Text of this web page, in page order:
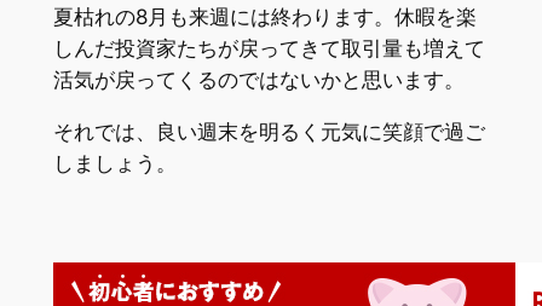
夏枯れの8月も来週には終わります。休暇を楽
しんだ投資家たちが戻ってきて取引量も増えて
活気が戻ってくるのではないかと思います。
それでは、良い週末を明るく元気に笑顔で過ご
しましょう。